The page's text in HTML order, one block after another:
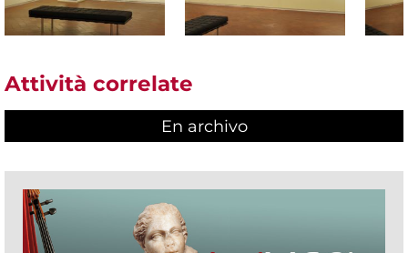
Attività correlate
En archivo